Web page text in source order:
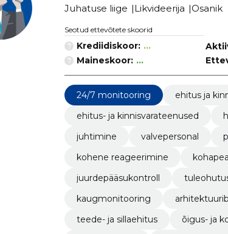
Juhatuse liige
Likvideerija Osanik
Seotud ettevõtete skoorid
Krediidiskoor: ...
Maineskoor: ...
24/7 monitooring
ehitus ja
ehitus- ja kinnisvarateenused
juhtimine
valvepersonal
kohene reageerimine
juurdepääsukontroll
kaugmonitooring
teede- ja sillaehitus
õigus- ja